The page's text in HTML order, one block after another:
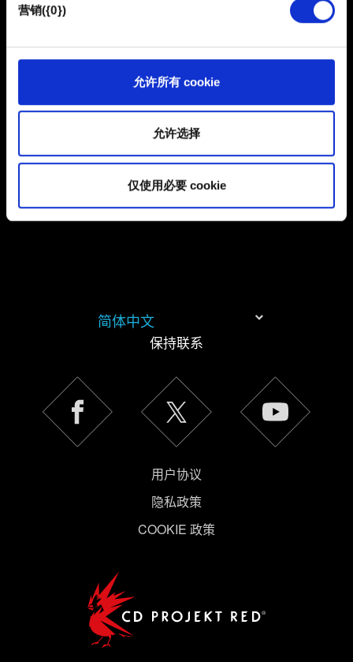
使用所有这些非强制性的 Cookie 都需要提前获取您的许
您可以在下面的"设置"菜单中找到有关我们使用 Cookie 的
其中的内容并准备好继续，请点击"确定"。
营销({0})
允许所有 cookie
允许选择
仅使用必要 cookie
有关个人数据的信息
简体中文
保持联系
用户协议
隐私政策
COOKIE 政策